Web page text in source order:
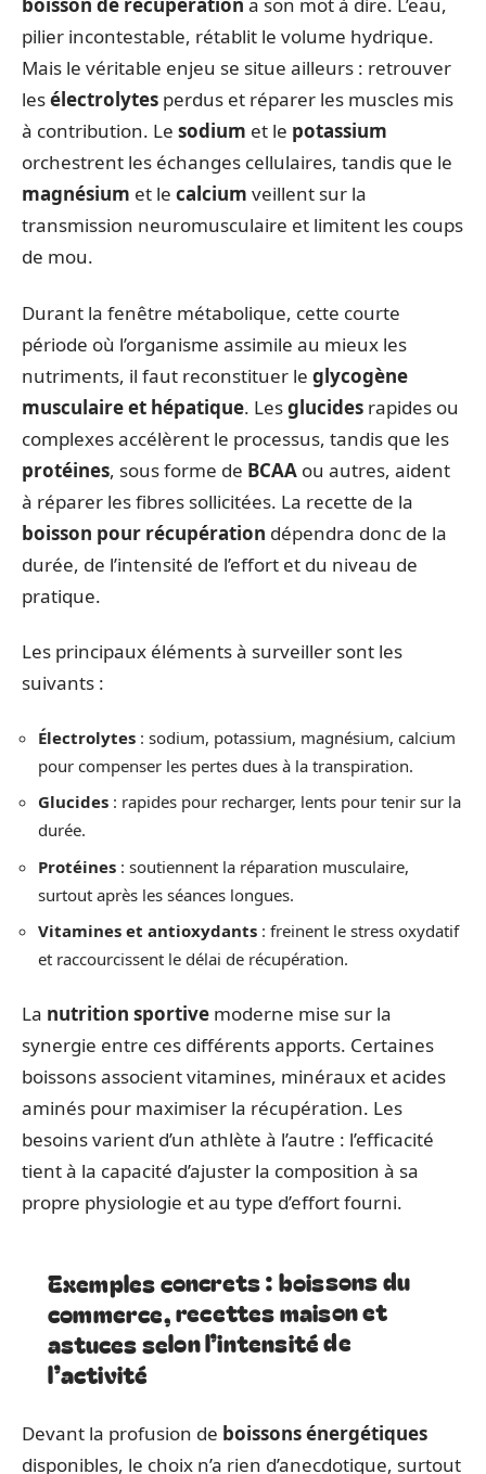
pilier incontestable, rétablit le volume hydrique.
Mais le véritable enjeu se situe ailleurs : retrouver
lesélectrolytes perdus et réparer les muscles mis
à contribution. Le sodium et le potassium
orchestrent les échanges cellulaires, tandis que le
magnésium et le calcium veillent sur la
transmission neuromusculaire et limitent les coups
de mou.
Durant la fenêtre métabolique, cette courte
période où l’organisme assimile au mieux les
nutriments, il faut reconstituer le glycogène
musculaire et hépatique. Lesglucides rapides ou
complexes accélèrent le processus, tandis que les
protéines, sous forme de BCAA ou autres, aident
à réparer les fibres sollicitées. La recette de la
boisson pour récupération dépendra donc de la
durée, de l’intensité de l’effort et du niveau de
pratique.
Les principaux éléments à surveiller sont les
suivants :
Électrolytes : sodium, potassium, magnésium, calcium
pour compenser les pertes dues à la transpiration.
Glucides : rapides pour recharger, lents pour tenir sur la
durée.
Protéines : soutiennent la réparation musculaire,
surtout après les séances longues.
Vitamines et antioxydants : freinent le stress oxydatif
et raccourcissent le délai de récupération.
La nutrition sportive moderne mise sur la
synergie entre ces différents apports. Certaines
boissons associent vitamines, minéraux et acides
aminés pour maximiser la récupération. Les
besoins varient d’un athlète à l’autre : l’efficacité
tient à la capacité d’ajuster la composition à sa
propre physiologie et au type d’effort fourni.
Exemples concrets : boissons du
commerce, recettes maison et
astuces selon l’intensité de
l’activité
Devant la profusion de boissons énergétiques
disponibles, le choix n’a rien d’anecdotique, surtout